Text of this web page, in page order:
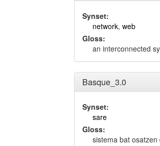
Synset:
network, web
Gloss:
an interconnected
Basque_3.0
Synset:
sare
Gloss:
sistema bat